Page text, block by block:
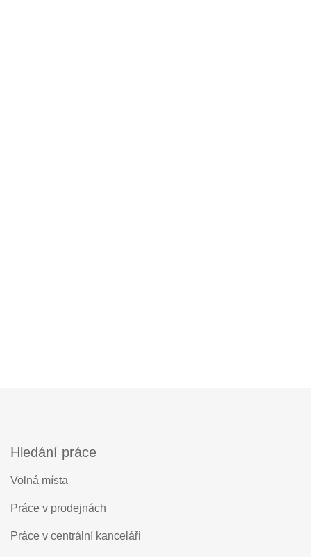
Hledání práce
Volná místa
Práce v prodejnách
Práce v centrální kanceláři